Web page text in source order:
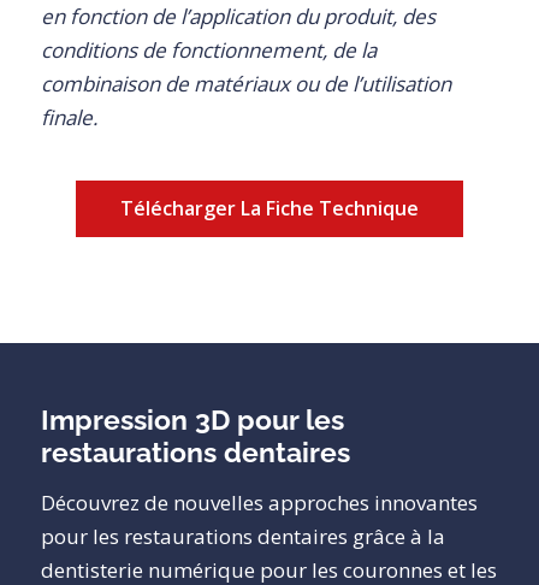
en fonction de l’application du produit, des
conditions de fonctionnement, de la
combinaison de matériaux ou de l’utilisation
finale.
Télécharger La Fiche Technique
Impression 3D pour les
restaurations dentaires
Découvrez de nouvelles approches innovantes
pour les restaurations dentaires grâce à la
dentisterie numérique pour les couronnes et les